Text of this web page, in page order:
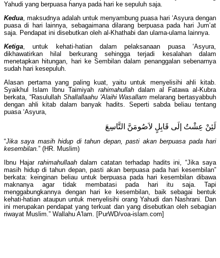
Yahudi yang berpuasa hanya pada hari ke sepuluh saja.
Kedua, maksudnya adalah untuk menyambung puasa hari ‘Asyura dengan
puasa di hari lainnya, sebagaimana dilarang berpuasa pada hari Jum’at
saja. Pendapat ini disebutkan oleh al-Khathabi dan ulama-ulama lainnya.
Ketiga, untuk kehati-hatian dalam pelaksanaan puasa ‘Asyura,
dikhawatirkan hilal berkurang sehingga terjadi kesalahan dalam
menetapkan hitungan, hari ke Sembilan dalam penanggalan sebenarnya
sudah hari kesepuluh.
Alasan pertama yang paling kuat, yaitu untuk menyelisihi ahli kitab.
Syaikhul Islam Ibnu Taimiyah rahimahullah dalam al Fatawa al-Kubra
berkata, “Rasulullah Shallallaahu 'Alaihi Wasallam melarang bertasyabbuh
dengan ahli kitab dalam banyak hadits. Seperti sabda beliau tentang
puasa ‘Asyura,
لَئِنْ عِشْتُ إلَى قَابِلٍ لاَصُومَنَّ التَّاسِعَ
“Jika saya masih hidup di tahun depan, pasti akan berpuasa pada hari
kesembilan.” (HR. Muslim)
Ibnu Hajar rahimahullaahdalam catatan terhadap hadits ini, “Jika saya
masih hidup di tahun depan, pasti akan berpuasa pada hari kesembilan”
berkata: keinginan beliau untuk berpuasa pada hari kesembilan dibawa
maknanya agar tidak membatasi pada hari itu saja. Tapi
menggabungkannya dengan hari ke kesembilan, baik sebagai bentuk
kehati-hatian ataupun untuk menyelisihi orang Yahudi dan Nashrani. Dan
ini merupakan pendapat yang terkuat dan yang disebutkan oleh sebagian
riwayat Muslim.” Wallahu A'lam. [PurWD/voa-islam.com]